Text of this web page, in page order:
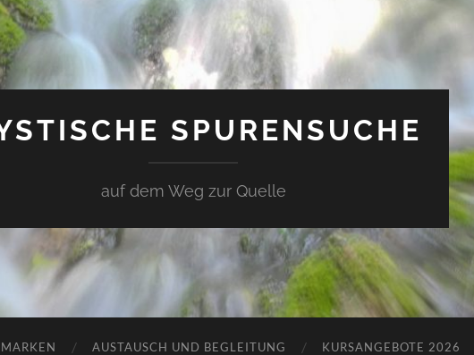
SPURENSUCHE
auf dem Weg zur Quelle
AUSTAUSCH UND BEGLEITUNG KURSANGEBOTE 2026